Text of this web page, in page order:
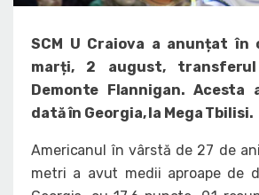
SCM U Craiova a anunțat în
marți, 2 august, transferul
Demonte Flannigan.
dată în Georgia, la Mega Tbilisi.
Americanul în vârstă de 27 de
metri a avut medii aproape de